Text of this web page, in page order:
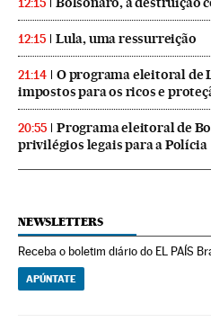
12:15
12:15 Lula, uma ressurreição
21:14
O programa eleitoral de
impostos para os ricos e
20:55
Programa eleitoral de
privilégios legais para a Polícia
NEWSLETTERS
Receba o boletim diário do EL PAÍS
APÚNTATE